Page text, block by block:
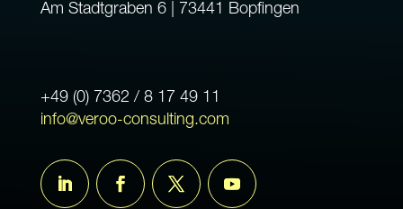
Am Stadtgraben 6 | 73441 Bopfingen
+49 (0) 7362 / 8 17 49 11
info@veroo-consulting.com